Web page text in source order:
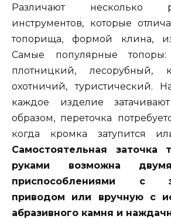
Различают несколько
инструментов, которые
топорища, формой клина,
Самые популярные топоры:
плотницкий, лесорубный,
охотничий, туристический.
каждое изделие
образом, переточка
когда кромка затупится
Самостоятельная заточка
руками возможна
приспособлениями с
приводом или вручную с
абразивного камня и